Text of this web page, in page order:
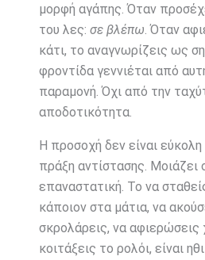
μορφή αγάπης. Όταν
του λες: σε βλέπω. Όταν
κάτι, το αναγνωρίζεις ως
φροντίδα γεννιέται από
παραμονή. Όχι από την
αποδοτικότητα.
Η προσοχή δεν είναι εύκολη
πράξη αντίστασης. Μοιάζει
επαναστατική. Το να
κάποιον στα μάτια, να
σκρολάρεις, να αφιερώσεις
κοιτάξεις το ρολόι, είναι